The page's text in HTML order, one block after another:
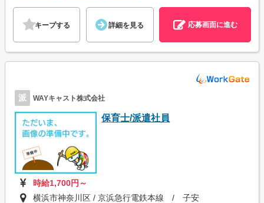
キープする 詳細を見る 応募画面に進む
派 WAYキャスト株式会社
保育士/派遣社員
時給1,700円～
横浜市神奈川区 / 京浜急行電鉄本線 / 子安